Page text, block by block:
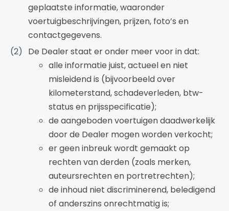
geplaatste informatie, waaronder
voertuigbeschrijvingen, prijzen, foto’s en
contactgegevens.
De Dealer staat er onder meer voor in dat:
alle informatie juist, actueel en niet
misleidend is (bijvoorbeeld over
kilometerstand, schadeverleden, btw-
status en prijsspecificatie);
de aangeboden voertuigen daadwerkelijk
door de Dealer mogen worden verkocht;
er geen inbreuk wordt gemaakt op
rechten van derden (zoals merken,
auteursrechten en portretrechten);
de inhoud niet discriminerend, beledigend
of anderszins onrechtmatig is;